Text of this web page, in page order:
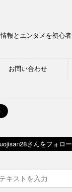
報とエンタメを初心者
お問い合わせ